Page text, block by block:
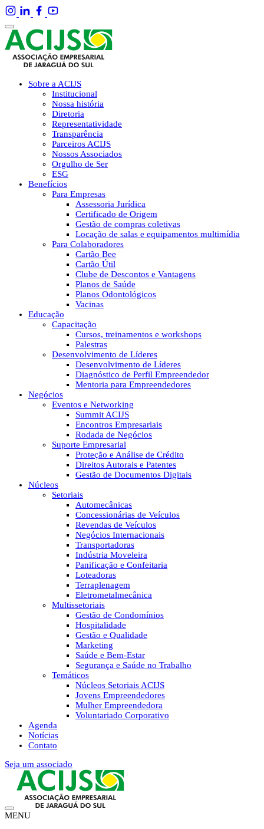
Sobre a ACIJS
Institucional
Nossa história
Diretoria
Representatividade
Transparência
Parceiros ACIJS
Nossos Associados
Orgulho de Ser
ESG
Benefícios
Para Empresas
Assessoria Jurídica
Certificado de Origem
Gestão de compras coletivas
Locação de salas e equipamentos multimídia
Para Colaboradores
Cartão Bee
Cartão Útil
Clube de Descontos e Vantagens
Planos de Saúde
Planos Odontológicos
Vacinas
Educação
Capacitação
Cursos, treinamentos e workshops
Palestras
Desenvolvimento de Líderes
Desenvolvimento de Líderes
Diagnóstico de Perfil Empreendedor
Mentoria para Empreendedores
Negócios
Eventos e Networking
Summit ACIJS
Encontros Empresariais
Rodada de Negócios
Suporte Empresarial
Proteção e Análise de Crédito
Direitos Autorais e Patentes
Gestão de Documentos Digitais
Núcleos
Setoriais
Automecânicas
Concessionárias de Veículos
Revendas de Veículos
Negócios Internacionais
Transportadoras
Indústria Moveleira
Panificação e Confeitaria
Loteadoras
Terraplenagem
Eletrometalmecânica
Multissetoriais
Gestão de Condomínios
Hospitalidade
Gestão e Qualidade
Marketing
Saúde e Bem-Estar
Segurança e Saúde no Trabalho
Temáticos
Núcleos Setoriais ACIJS
Jovens Empreendedores
Mulher Empreendedora
Voluntariado Corporativo
Agenda
Notícias
Contato
Seja um associado
MENU